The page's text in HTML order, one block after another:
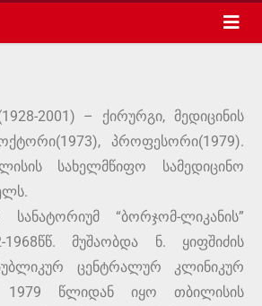
2001) – ქირურგი, მედიცინის
პროფესორი(1979).
სახელმწიფო სამედიცინო
“ბორჯომ-ლიკანის”
1968წწ. მუშაობდა ნ. ყიფშიძის
ცენტრალურ კლინიკურ
1979 წლიდან იყო თბილისის